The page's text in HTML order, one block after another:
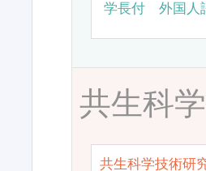
学長付 外国人
共生科
共生科学技術